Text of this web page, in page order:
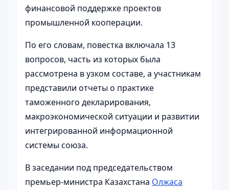
финансовой поддержке проектов
промышленной кооперации.
По его словам, повестка включала 13
вопросов, часть из которых была
рассмотрена в узком составе, а участникам
представили отчеты о практике
таможенного декларирования,
макроэкономической ситуации и развитии
интегрированной информационной
системы союза.
В заседании под председательством
премьер-министра Казахстана Олжаса